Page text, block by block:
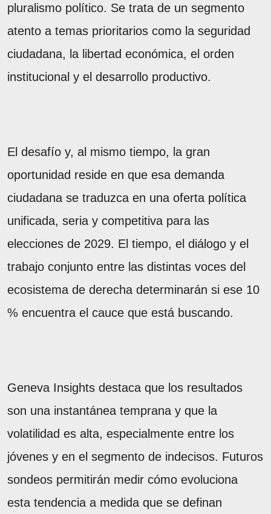
pluralismo político. Se trata de un segmento
atento a temas prioritarios como la seguridad
ciudadana, la libertad económica, el orden
institucional y el desarrollo productivo.
El desafío y, al mismo tiempo, la gran
oportunidad reside en que esa demanda
ciudadana se traduzca en una oferta política
unificada, seria y competitiva para las
elecciones de 2029. El tiempo, el diálogo y el
trabajo conjunto entre las distintas voces del
ecosistema de derecha determinarán si ese 10
% encuentra el cauce que está buscando.
Geneva Insights destaca que los resultados
son una instantánea temprana y que la
volatilidad es alta, especialmente entre los
jóvenes y en el segmento de indecisos. Futuros
sondeos permitirán medir cómo evoluciona
esta tendencia a medida que se definan